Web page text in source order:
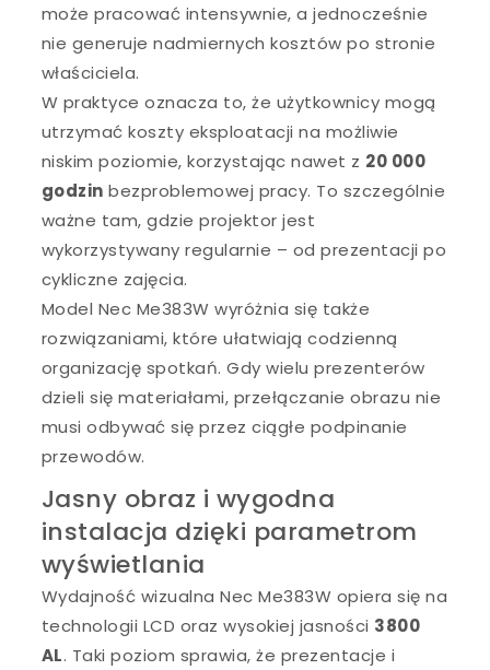
może pracować intensywnie, a jednocześnie
nie generuje nadmiernych kosztów po stronie
właściciela.
W praktyce oznacza to, że użytkownicy mogą
utrzymać koszty eksploatacji na możliwie
niskim poziomie, korzystając nawet z 20 000
godzin bezproblemowej pracy. To szczególnie
ważne tam, gdzie projektor jest
wykorzystywany regularnie – od prezentacji po
cykliczne zajęcia.
Model Nec Me383W wyróżnia się także
rozwiązaniami, które ułatwiają codzienną
organizację spotkań. Gdy wielu prezenterów
dzieli się materiałami, przełączanie obrazu nie
musi odbywać się przez ciągłe podpinanie
przewodów.
Jasny obraz i wygodna
instalacja dzięki parametrom
wyświetlania
Wydajność wizualna Nec Me383W opiera się na
technologii LCD oraz wysokiej jasności 3800
AL. Taki poziom sprawia, że prezentacje i